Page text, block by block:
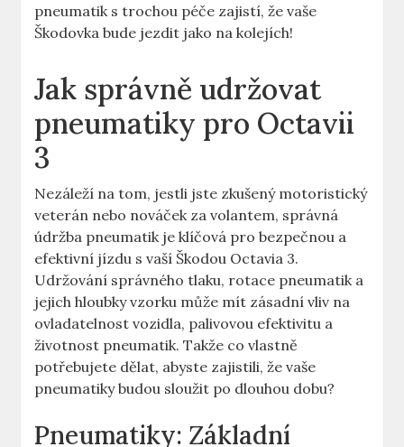
pneumatik s trochou péče zajistí, že vaše
Škodovka bude jezdit jako na kolejích!
Jak správně udržovat
pneumatiky pro Octavii
3
Nezáleží na tom, jestli jste zkušený motoristický
veterán nebo nováček za volantem, správná
údržba pneumatik je klíčová pro bezpečnou a
efektivní jízdu s vaší Škodou Octavia 3.
Udržování správného tlaku, rotace pneumatik a
jejich hloubky vzorku může mít zásadní vliv na
ovladatelnost vozidla, palivovou efektivitu a
životnost pneumatik. Takže co vlastně
potřebujete dělat, abyste zajistili, že vaše
pneumatiky budou sloužit po dlouhou dobu?
Pneumatiky: Základní